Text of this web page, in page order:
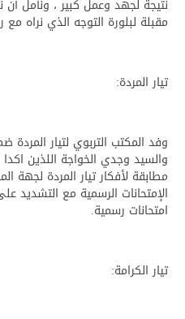
نتيجة لجهد وعمل كبير ، ونأمل أن
مقبلة لبلورة التوجه الذي نراه مع
تيار المردة:
وفد المكتب التربوي لتيار المردة
والسيد وجدي الخواجة اللذين اكدا
مطابقة لأفكار تيار المردة لجهة
الإمتحانات الرسمية مع التشديد
امتحانات رسمية.
تيار الكرامة: